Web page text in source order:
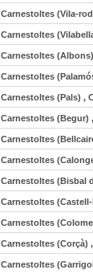
Carnestoltes (Vila-
Carnestoltes
Carnestoltes
Carnestoltes
Carnestoltes (Pals) ,
Carnestoltes (Begur)
Carnestoltes
Carnestoltes
Carnestoltes (Bisbal
Carnestoltes
Carnestoltes
Carnestoltes (Corçà)
Carnestoltes